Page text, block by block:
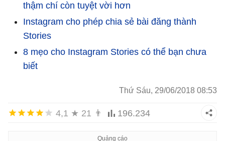
thậm chí còn tuyệt vời hơn
Instagram cho phép chia sẻ bài đăng thành
Stories
8 mẹo cho Instagram Stories có thể bạn chưa
biết
Thứ Sáu, 29/06/2018 08:53
4,1 ★ 21 👨 196.234